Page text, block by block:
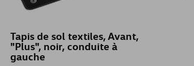
Tapis de sol textiles, Avant,
"Plus", noir, conduite à
gauche